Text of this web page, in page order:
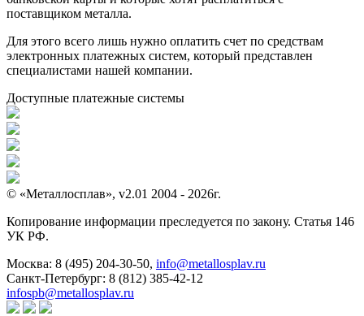
поставщиком металла.
Для этого всего лишь нужно оплатить счет по средствам
электронных платежных систем, который представлен
специалистами нашей компании.
Доступные платежные системы
© «Металлосплав», v2.01 2004 - 2026г.
Копирование информации преследуется по закону. Статья 146
УК РФ.
Москва: 8 (495) 204-30-50, info@metallosplav.ru
Санкт-Петербург: 8 (812) 385-42-12
infospb@metallosplav.ru